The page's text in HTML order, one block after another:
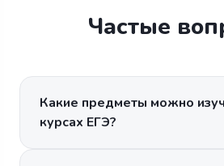
Частые
Какие предметы можно
курсах ЕГЭ?